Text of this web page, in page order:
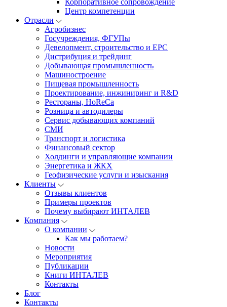
Корпоративное сопровождение
Центр компетенции
Отрасли
Агробизнес
Госучреждения, ФГУПы
Девелопмент, строительство и EPC
Дистрибуция и трейдинг
Добывающая промышленность
Машиностроение
Пищевая промышленность
Проектирование, инжиниринг и R&D
Рестораны, HoReCa
Розница и автодилеры
Сервис добывающих компаний
СМИ
Транспорт и логистика
Финансовый сектор
Холдинги и управляющие компании
Энергетика и ЖКХ
Геофизические услуги и изыскания
Клиенты
Отзывы клиентов
Примеры проектов
Почему выбирают ИНТАЛЕВ
Компания
О компании
Как мы работаем?
Новости
Мероприятия
Публикации
Книги ИНТАЛЕВ
Контакты
Блог
Контакты